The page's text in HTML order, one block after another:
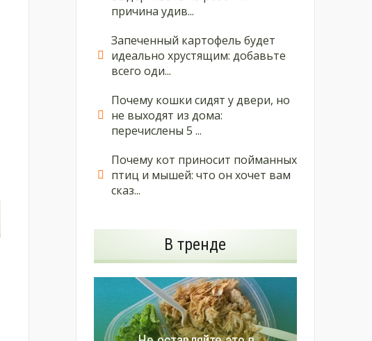
причина удив...
Запеченный картофель будет
идеально хрустящим: добавьте
всего оди...
Почему кошки сидят у двери, но
не выходят из дома:
перечислены 5 ...
Почему кот приносит пойманных
птиц и мышей: что он хочет вам
сказ...
В тренде